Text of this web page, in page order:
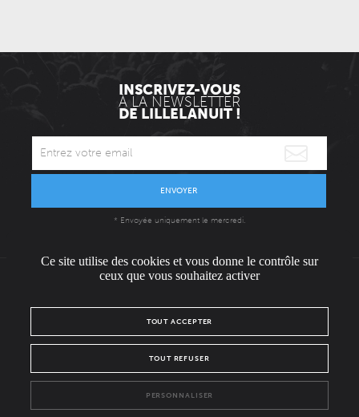
INSCRIVEZ-VOUS
À LA NEWSLETTER
DE LILLELANUIT !
ENVOYER
* Envoyée uniquement le mercredi.
L'ÉQUIPE
POLITIQUE DE CONFIDENTIALITÉ
FacebookInstagram
Ce site utilise des cookies et vous donne le contrôle sur
ceux que vous souhaitez activer
TOUT ACCEPTER
TOUT REFUSER
PERSONNALISER